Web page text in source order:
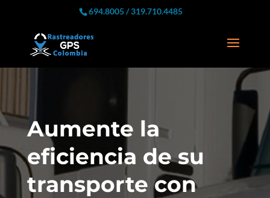
694.8005 / 319.710.4485
Aumente la
eficiencia de su
transporte con